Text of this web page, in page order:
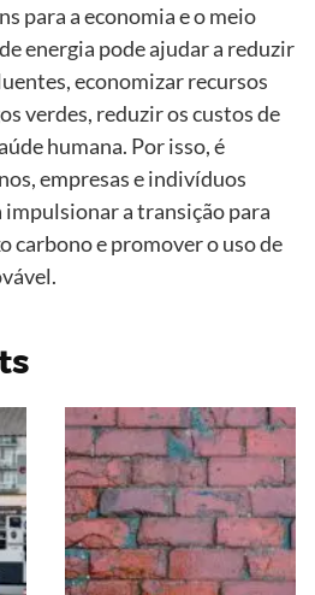
para a economia e o meio
energia pode ajudar a reduzir
economizar recursos
verdes, reduzir os custos de
humana. Por isso, é
empresas e indivíduos
a transição para
carbono e promover o uso de